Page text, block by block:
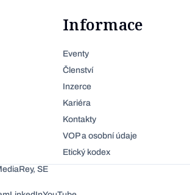
Informace
Eventy
Členství
Inzerce
Kariéra
Kontakty
VOP a osobní údaje
Etický kodex
SE